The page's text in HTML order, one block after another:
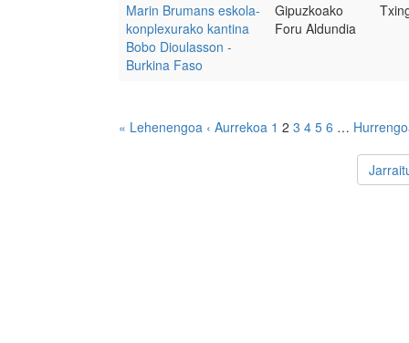
Marin Brumans eskola-
konplexurako kantina
Bobo Dioulasson -
Burkina Faso
Gipuzkoako
Foru Aldundia
« Lehenengoa ‹ Aurrekoa 1 2 3 4 5 6 …